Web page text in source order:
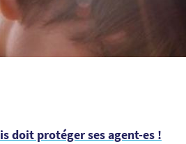
doit protéger ses agent-es !